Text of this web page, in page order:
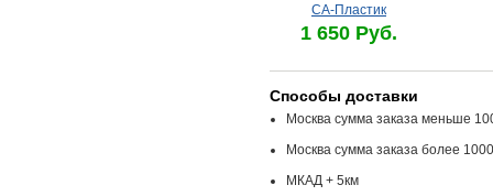
СА-Пластик
1 650 Руб.
Способы доставки
Москва сумма заказа меньше
Москва сумма заказа более
МКАД + 5км